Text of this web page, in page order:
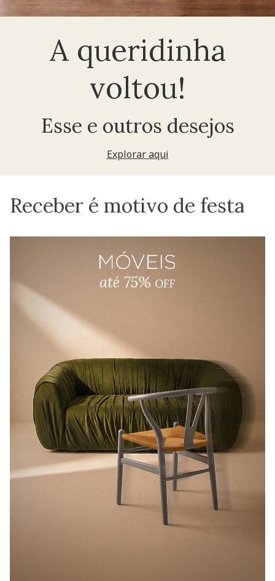
A queridinha
voltou!
Esse e outros desejos
Explorar aqui
Receber é motivo de festa